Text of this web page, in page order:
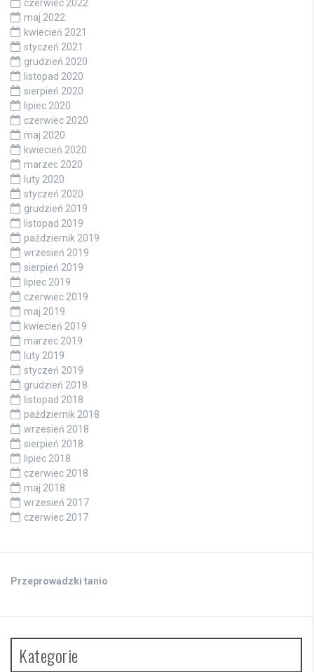
czerwiec 2022
maj 2022
kwiecień 2021
styczeń 2021
grudzień 2020
listopad 2020
sierpień 2020
lipiec 2020
czerwiec 2020
maj 2020
kwiecień 2020
marzec 2020
luty 2020
styczeń 2020
grudzień 2019
listopad 2019
październik 2019
wrzesień 2019
sierpień 2019
lipiec 2019
czerwiec 2019
maj 2019
kwiecień 2019
marzec 2019
luty 2019
styczeń 2019
grudzień 2018
listopad 2018
październik 2018
wrzesień 2018
sierpień 2018
lipiec 2018
czerwiec 2018
maj 2018
wrzesień 2017
czerwiec 2017
Przeprowadzki tanio
Kategorie